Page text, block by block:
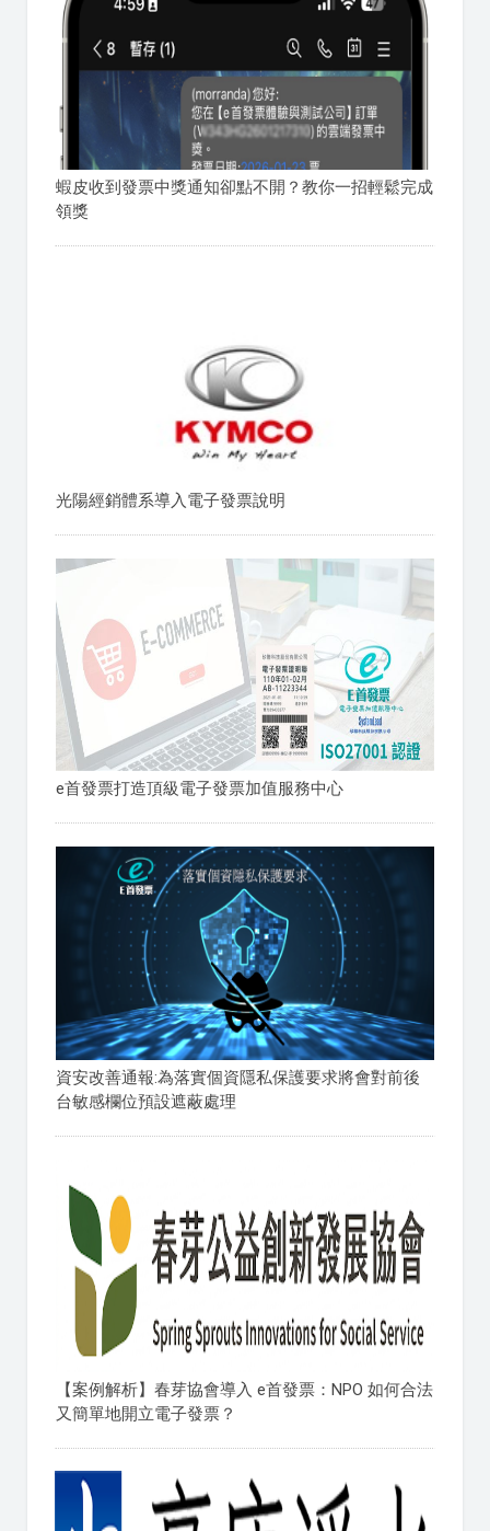
蝦皮收到發票中獎通知卻點不開？教你一招輕鬆完成
領獎
光陽經銷體系導入電子發票說明
e首發票打造頂級電子發票加值服務中心
資安改善通報:為落實個資隱私保護要求將會對前後
台敏感欄位預設遮蔽處理
【案例解析】春芽協會導入 e首發票：NPO 如何合法
又簡單地開立電子發票？